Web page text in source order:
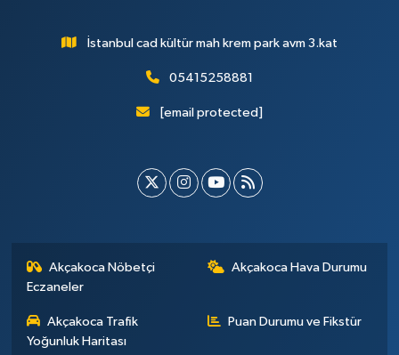
İstanbul cad kültür mah krem park avm 3.kat
05415258881
[email protected]
Akçakoca Nöbetçi
Eczaneler
Akçakoca Hava Durumu
Akçakoca Trafik
Yoğunluk Haritası
Puan Durumu ve Fikstür